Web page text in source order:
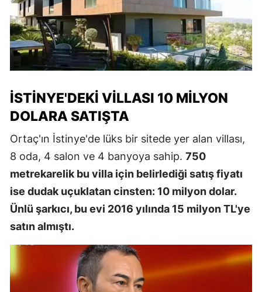
İSTINYE'DEKI VILLASI 10 MILYON
DOLARA SATIŞTA
Ortaç'ın İstinye'de lüks bir sitede yer alan villası,
8 oda, 4 salon ve 4 banyoya sahip. 750
metrekarelik bu villa için belirlediği satış fiyatı
ise dudak uçuklatan cinsten: 10 milyon dolar.
Ünlü şarkıcı, bu evi 2016 yılında 15 milyon TL'ye
satın almıştı.